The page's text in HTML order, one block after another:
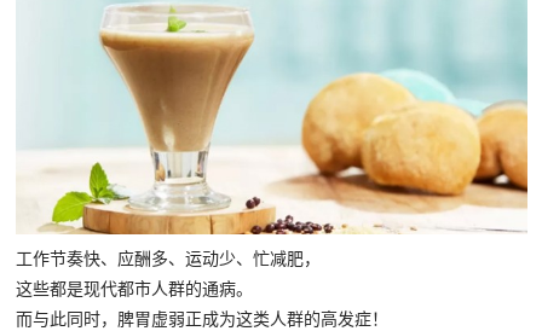
工作节奏快、应酬多、运动少、忙减肥，
这些都是现代都市人群的通病。
而与此同时，脾胃虚弱正成为这类人群的高发症！